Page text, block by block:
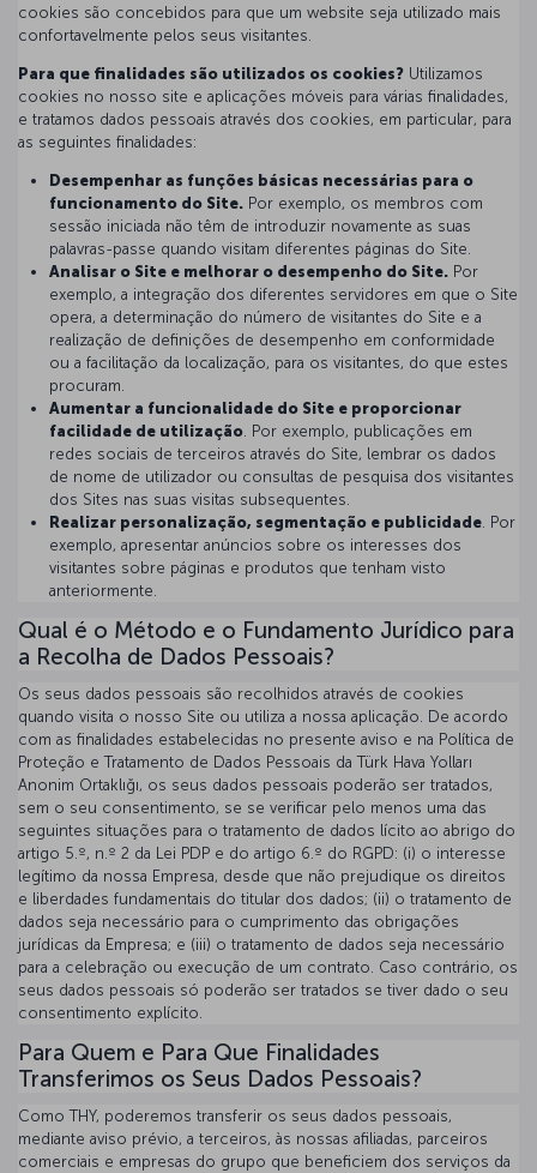
cookies são concebidos para que um website seja utilizado mais
confortavelmente pelos seus visitantes.
Para que finalidades são utilizados os cookies? Utilizamos
cookies no nosso site e aplicações móveis para várias finalidades,
e tratamos dados pessoais através dos cookies, em particular, para
as seguintes finalidades:
Desempenhar as funções básicas necessárias para o
funcionamento do Site. Por exemplo, os membros com
sessão iniciada não têm de introduzir novamente as suas
palavras-passe quando visitam diferentes páginas do Site.
Analisar o Site e melhorar o desempenho do Site. Por
exemplo, a integração dos diferentes servidores em que o Site
opera, a determinação do número de visitantes do Site e a
realização de definições de desempenho em conformidade
ou a facilitação da localização, para os visitantes, do que estes
procuram.
Aumentar a funcionalidade do Site e proporcionar
facilidade de utilização . Por exemplo, publicações em
redes sociais de terceiros através do Site, lembrar os dados
de nome de utilizador ou consultas de pesquisa dos visitantes
dos Sites nas suas visitas subsequentes.
Realizar personalização, segmentação e publicidade . Por
exemplo, apresentar anúncios sobre os interesses dos
visitantes sobre páginas e produtos que tenham visto
anteriormente.
Qual é o Método e o Fundamento Jurídico para
a Recolha de Dados Pessoais?
Os seus dados pessoais são recolhidos através de cookies
quando visita o nosso Site ou utiliza a nossa aplicação. De acordo
com as finalidades estabelecidas no presente aviso e na Política de
Proteção e Tratamento de Dados Pessoais da Türk Hava Yolları
Anonim Ortaklığı, os seus dados pessoais poderão ser tratados,
sem o seu consentimento, se se verificar pelo menos uma das
seguintes situações para o tratamento de dados lícito ao abrigo do
artigo 5.º, n.º 2 da Lei PDP e do artigo 6.º do RGPD: (i) o interesse
legítimo da nossa Empresa, desde que não prejudique os direitos
e liberdades fundamentais do titular dos dados; (ii) o tratamento de
dados seja necessário para o cumprimento das obrigações
jurídicas da Empresa; e (iii) o tratamento de dados seja necessário
para a celebração ou execução de um contrato. Caso contrário, os
seus dados pessoais só poderão ser tratados se tiver dado o seu
consentimento explícito.
Para Quem e Para Que Finalidades
Transferimos os Seus Dados Pessoais?
Como THY, poderemos transferir os seus dados pessoais,
mediante aviso prévio, a terceiros, às nossas afiliadas, parceiros
comerciais e empresas do grupo que beneficiem dos serviços da